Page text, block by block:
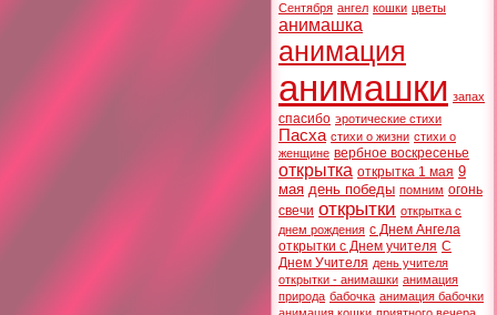
Сентября ангел кошки цветы
анимашка
анимация
анимашки запах
спасибо эротические стихи
Пасха стихи о жизни стихи о
женщине вербное воскресенье
открытка открытка 1 мая 9
мая день победы помним огонь
свечи открытки открытка с
днем рождения с Днем Ангела
открытки с Днем учителя С
Днем Учителя день учителя
открытки - анимашки анимация
природа бабочка анимация бабочки